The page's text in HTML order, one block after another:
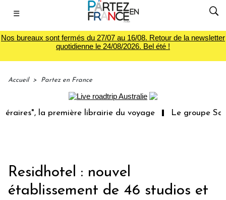
☰
Nos bureaux sont fermés du 27/07 au 16/08. Retour de la newsletter
quotidienne le 24/08/2026. Bel été !
Accueil > Partez en France
la première librairie du voyage Le groupe Sainte-
Residhotel : nouvel
établissement de 46 studios et